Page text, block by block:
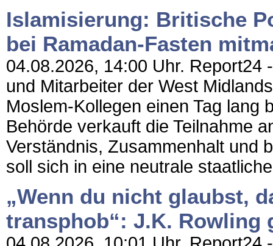
Islamisierung: Britische
bei Ramadan-Fasten
04.08.2026, 14:00 Uhr.
und Mitarbeiter der West
Moslem-Kollegen einen Tag lang
Behörde verkauft die Teilnahme
Verständnis, Zusammenhalt und
soll sich in eine neutrale
„Wenn du nicht glaubst,
transphob“: J.K. Rowling